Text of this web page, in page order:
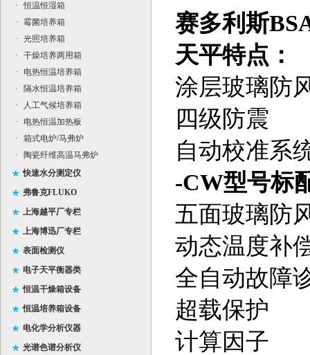
·
恒温恒湿箱
·
霉菌培养箱
·
光照培养箱
·
干燥培养两用箱
·
电热恒温培养箱
·
隔水恒温培养箱
·
人工气候培养箱
·
电热恒温加热板
·
箱式电炉/马弗炉
·
陶瓷纤维高温马弗炉
快速水分测定仪
弗鲁克FLUKO
上海越平厂专栏
上海博迅厂专栏
表面检测仪
电子天平衡器类
恒温干燥箱设备
恒温培养箱设备
电化学分析仪器
光谱色谱分析仪
赛多利斯
天平特点：
涂层玻璃防
四级防震
自动校准系
-CW型号标
五面玻璃防
动态温度补
全自动故障
超载保护
计算因子